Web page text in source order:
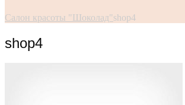
Салон красоты "Шоколад"shop4
shop4